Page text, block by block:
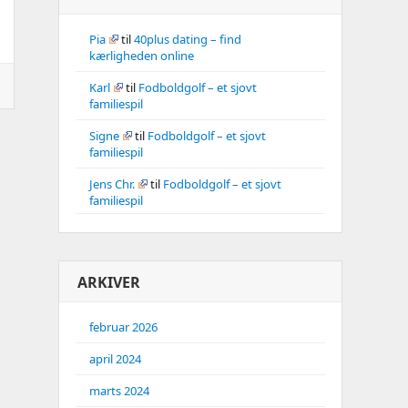
Pia til40plus dating – find
kærligheden online
Karl
til Fodboldgolf – et sjovt
familiespil
Signe
til Fodboldgolf – et sjovt
familiespil
Jens Chr.
til Fodboldgolf – et sjovt
familiespil
ARKIVER
februar 2026
april 2024
marts 2024